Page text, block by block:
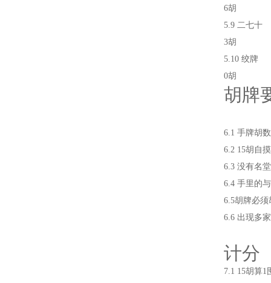
6胡
5.9 二七十
3胡
5.10 绞牌
0胡
胡牌
6.1 手牌胡
6.2 15胡自
6.3 没有名
6.4 手里的
6.5胡牌必
6.6 出现多
计分
7.1 15胡算1